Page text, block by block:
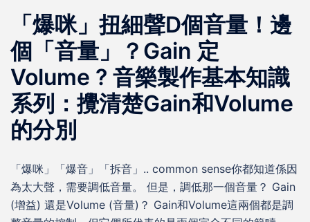
「爆咪」扭細聲D個音量！邊
個「音量」？Gain 定
Volume ? 音樂製作基本知識
系列：攪清楚Gain和Volume
的分別
「爆咪」「爆音」「拆音」.. common sense你都知道係因
為太大聲，需要調低音量。 但是，調低那一個音量？ Gain
(增益) 還是Volume (音量)？ Gain和Volume這兩個都是調